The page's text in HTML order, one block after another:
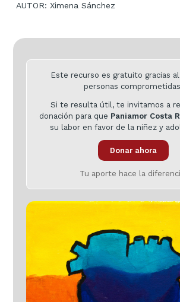
AUTOR: Ximena Sánchez
Este recurso es gratuito gracias
personas
Si te resulta útil, te invitamos a
donación para que Paniamor Costa
su labor en favor de la niñez y
Donar ahora
Tu aporte hace la